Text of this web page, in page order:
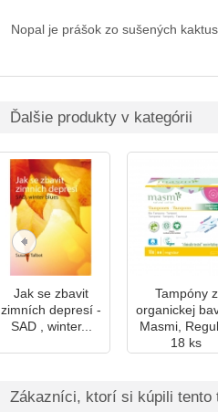
Nopal je prášok zo sušených
Ďalšie produkty v kategórii
Jak se zbavit
zimních depresí -
SAD , winter...
Tampóny z
organickej
Masmi,
18 ks
Zákazníci, ktorí si kúpili tento